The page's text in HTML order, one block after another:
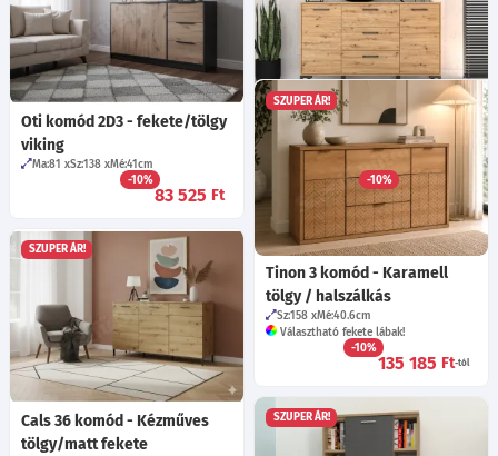
Oti komód 2D3 - fekete/tölgy
viking
Ma:81 Sz:138 Mé:41cm
-10%
83 525 Ft
Nerina 12 komód - Artisan
tölgy
Mé:40
-10%
114 575
SZUPER ÁR!
Tinon 3 komód - Karamell
tölgy / halszálkás
Sz:158 Mé:40.6cm
Választható fekete lábak!
-10%
135 185 Ft-tól
SZUPER ÁR!
Cals 36 komód - Kézműves
tölgy/matt fekete
SZUPER ÁR!